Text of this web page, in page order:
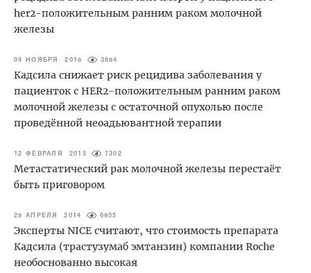
her2-положительным ранним раком молочной
железы
04 НОЯБРЯ 2018 3684
Кадсила снижает риск рецидива заболевания у
пациенток с HER2-положительным ранним раком
молочной железы с остаточной опухолью после
проведённой неоадьювантной терапии
12 ФЕВРАЛЯ 2015 7302
Метастатический рак молочной железы перестаёт
быть приговором
28 АПРЕЛЯ 2014 6955
Эксперты NICE считают, что стоимость препарата
Кадсила (трастузумаб эмтанзин) компании Roche
необоснованно высокая